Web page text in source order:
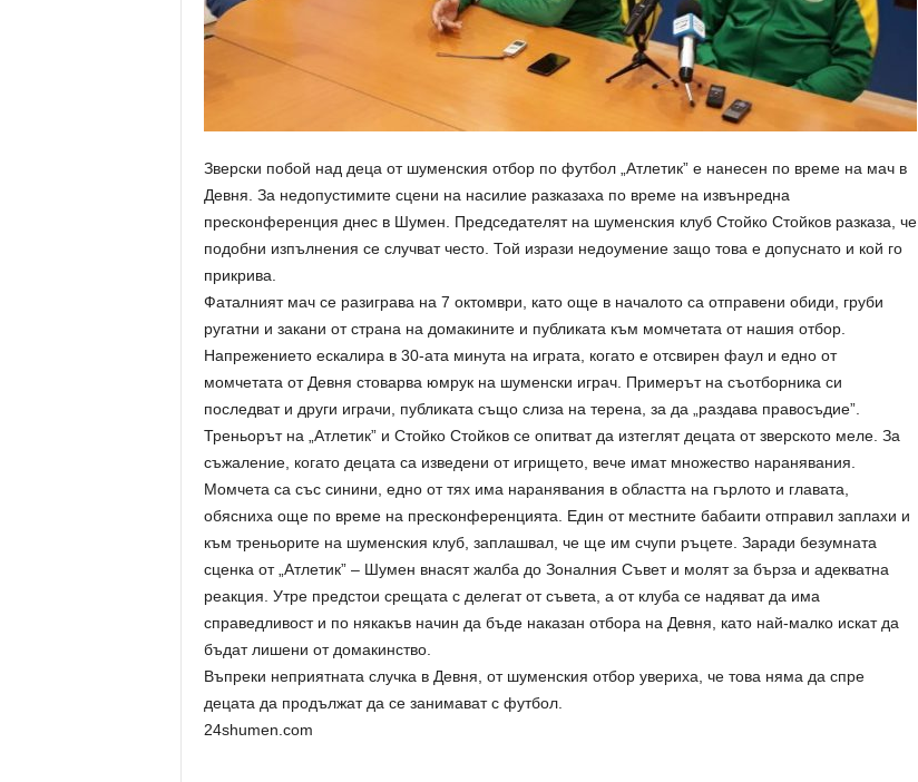
Зверски побой над деца от шуменския отбор по футбол „Атлетик” е нанесен по време на мач в
Девня. За недопустимите сцени на насилие разказаха по време на извънредна
пресконференция днес в Шумен. Председателят на шуменския клуб Стойко Стойков разказа, че
подобни изпълнения се случват често. Той изрази недоумение защо това е допуснато и кой го
прикрива.
Фаталният мач се разиграва на 7 октомври, като още в началото са отправени обиди, груби
ругатни и закани от страна на домакините и публиката към момчетата от нашия отбор.
Напрежението ескалира в 30-ата минута на играта, когато е отсвирен фаул и едно от
момчетата от Девня стоварва юмрук на шуменски играч. Примерът на съотборника си
последват и други играчи, публиката също слиза на терена, за да „раздава правосъдие”.
Треньорът на „Атлетик” и Стойко Стойков се опитват да изтеглят децата от зверското меле. За
съжаление, когато децата са изведени от игрището, вече имат множество наранявания.
Момчета са със синини, едно от тях има наранявания в областта на гърлото и главата,
обясниха още по време на пресконференцията. Един от местните бабаити отправил заплахи и
към треньорите на шуменския клуб, заплашвал, че ще им счупи ръцете. Заради безумната
сценка от „Атлетик” – Шумен внасят жалба до Зоналния Съвет и молят за бърза и адекватна
реакция. Утре предстои срещата с делегат от съвета, а от клуба се надяват да има
справедливост и по някакъв начин да бъде наказан отбора на Девня, като най-малко искат да
бъдат лишени от домакинство.
Въпреки неприятната случка в Девня, от шуменския отбор увериха, че това няма да спре
децата да продължат да се занимават с футбол.
24shumen.com